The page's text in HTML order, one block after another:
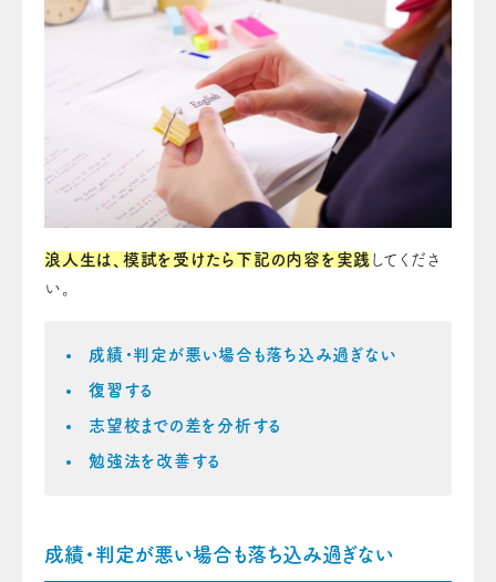
浪人生は、模試を受けたら下記の内容を実践 してくださ
い。
成績・判定が悪い場合も落ち込み過ぎない
復習する
志望校までの差を分析する
勉強法を改善する
成績・判定が悪い場合も落ち込み過ぎない